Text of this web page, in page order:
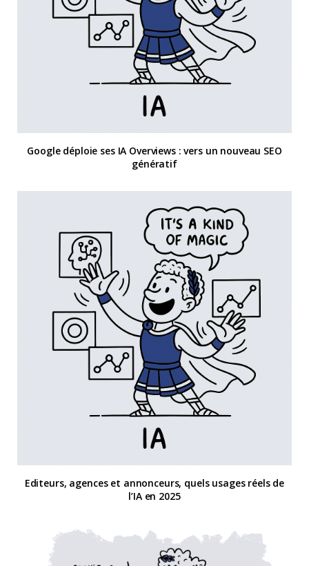
Google déploie ses IA Overviews : vers un nouveau SEO
génératif
Editeurs, agences et annonceurs, quels usages réels de
l’IA en 2025